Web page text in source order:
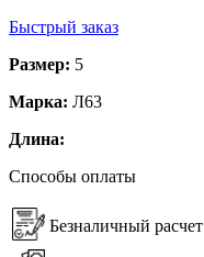
Быстрый заказ
Размер: 5
Марка: Л63
Длина:
Способы оплаты
Безналичный расчет